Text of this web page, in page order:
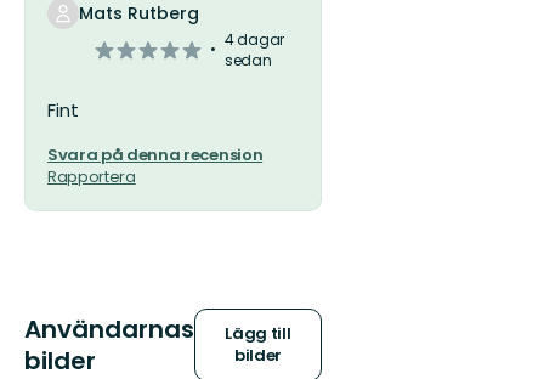
Mats Rutberg
0
4 dagar
sedan
Fint
Svara på denna recension
Rapportera
Användarnas
bilder
Lägg till
bilder